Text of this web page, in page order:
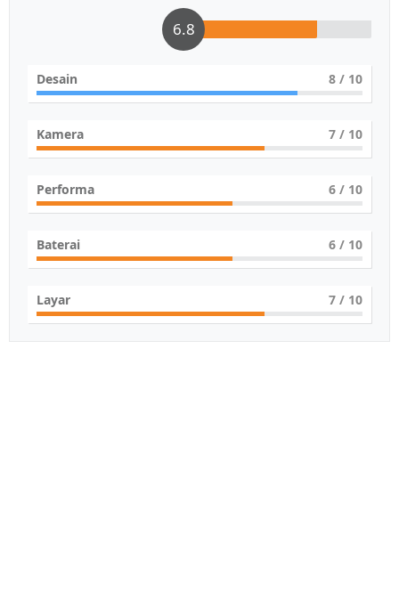
6.8
Desain 8 / 10
Kamera 7 / 10
Performa 6 / 10
Baterai 6 / 10
Layar 7 / 10